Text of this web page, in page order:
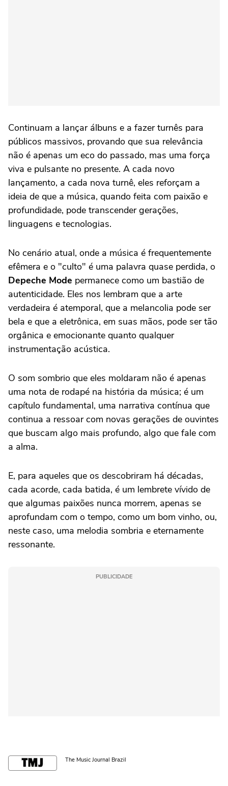
Continuam a lançar álbuns e a fazer turnês para
públicos massivos, provando que sua relevância
não é apenas um eco do passado, mas uma força
viva e pulsante no presente. A cada novo
lançamento, a cada nova turnê, eles reforçam a
ideia de que a música, quando feita com paixão e
profundidade, pode transcender gerações,
linguagens e tecnologias.
No cenário atual, onde a música é frequentemente
efêmera e o "culto" é uma palavra quase perdida, o
Depeche Mode permanece como um bastião de
autenticidade. Eles nos lembram que a arte
verdadeira é atemporal, que a melancolia pode ser
bela e que a eletrônica, em suas mãos, pode ser tão
orgânica e emocionante quanto qualquer
instrumentação acústica.
O som sombrio que eles moldaram não é apenas
uma nota de rodapé na história da música; é um
capítulo fundamental, uma narrativa contínua que
continua a ressoar com novas gerações de ouvintes
que buscam algo mais profundo, algo que fale com
a alma.
E, para aqueles que os descobriram há décadas,
cada acorde, cada batida, é um lembrete vívido de
que algumas paixões nunca morrem, apenas se
aprofundam com o tempo, como um bom vinho, ou,
neste caso, uma melodia sombria e eternamente
ressonante.
PUBLICIDADE
The Music Journal Brazil